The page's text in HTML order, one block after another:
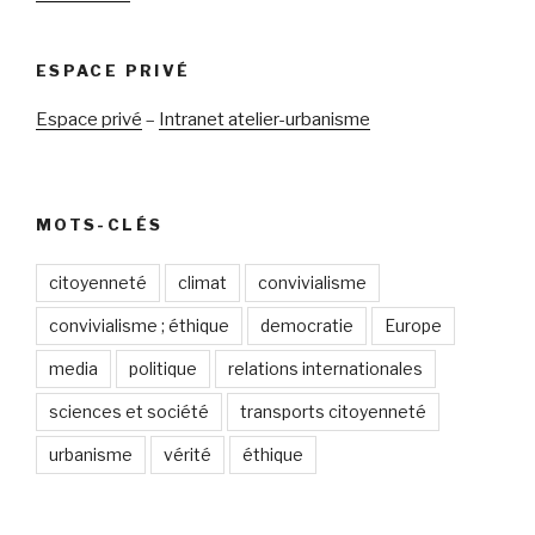
ESPACE PRIVÉ
Espace privé – Intranet atelier-urbanisme
MOTS-CLÉS
citoyenneté climat convivialisme
convivialisme ; éthique democratie Europe
media politique relations internationales
sciences et société transports citoyenneté
urbanisme vérité éthique